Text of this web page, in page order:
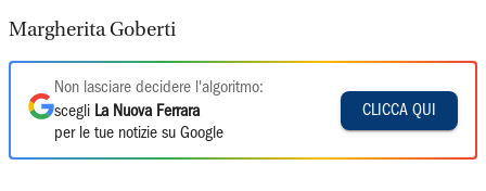
Margherita Goberti
Non lasciare decidere l'algoritmo:
scegli La Nuova Ferrara
per le tue notizie su Google
CLICCA QUI